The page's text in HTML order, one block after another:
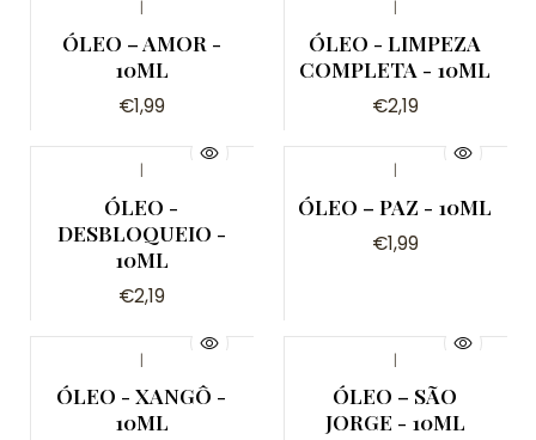
|
ÓLEO – AMOR -
10ML
€1,99
|
ÓLEO - LIMPEZA
COMPLETA - 10ML
€2,19
|
ÓLEO -
DESBLOQUEIO -
10ML
€2,19
|
ÓLEO – PAZ - 10ML
€1,99
|
ÓLEO - XANGÔ -
10ML
|
ÓLEO – SÃO
JORGE - 10ML